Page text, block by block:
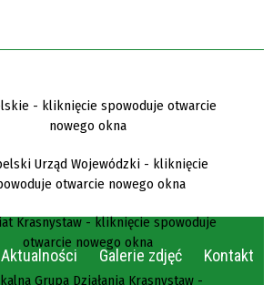
Aktualności Galerie zdjęć Kontakt